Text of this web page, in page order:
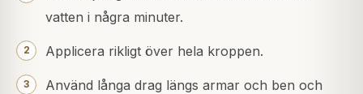
vatten i några minuter.
Applicera rikligt över hela kroppen.
Använd långa drag längs armar och ben och